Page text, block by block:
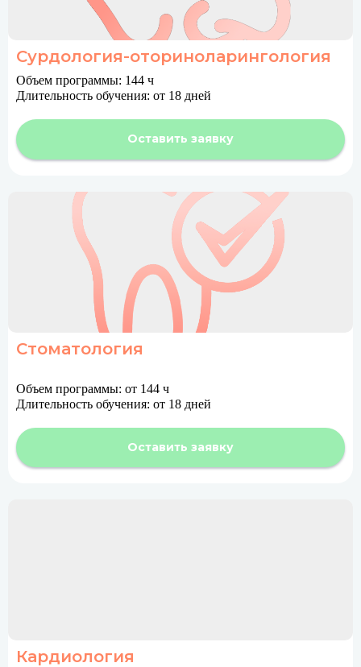
Сурдология-оториноларингология
Объем программы: 144 ч
Длительность обучения: от 18 дней
Оставить заявку
Стоматология
Объем программы: от 144 ч
Длительность обучения: от 18 дней
Оставить заявку
Кардиология